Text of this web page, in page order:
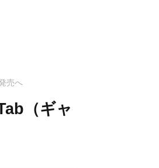
売へ
（ギャ